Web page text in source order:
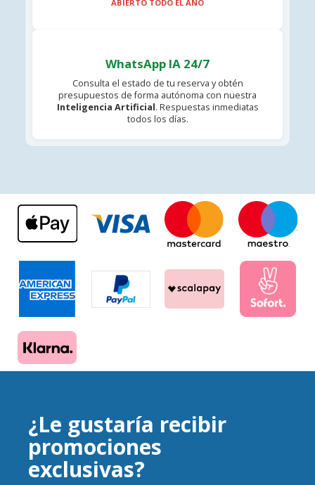
ABIERTO TODO EL AÑO
WhatsApp IA 24/7
Consulta el estado de tu reserva y obtén
presupuestos de forma autónoma con nuestra
Inteligencia Artificial. Respuestas inmediatas
todos los días.
¿Le gustaría recibir
promociones
exclusivas?